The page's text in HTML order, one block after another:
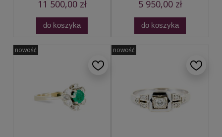
11 500,00 zł
do koszyka
5 950,00 zł
do koszyka
nowość nowość